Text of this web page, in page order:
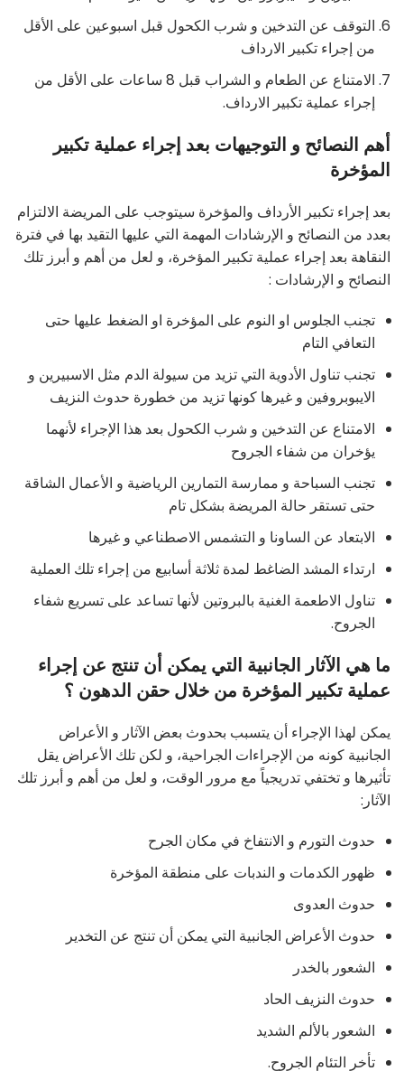
التوقف عن التدخين و شرب الكحول قبل اسبوعين على الأقل
من إجراء تكبير الارداف
الامتناع عن الطعام و الشراب قبل 8 ساعات على الأقل من
إجراء عملية تكبير الارداف.
أهم النصائح و التوجيهات بعد إجراء عملية تكبير
المؤخرة
بعد إجراء تكبير الأرداف والمؤخرة سيتوجب على المريضة الالتزام
بعدد من النصائح و الإرشادات المهمة التي عليها التقيد بها في فترة
النقاهة بعد إجراء عملية تكبير المؤخرة، و لعل من أهم و أبرز تلك
النصائح و الإرشادات :
تجنب الجلوس او النوم على المؤخرة او الضغط عليها حتى
التعافي التام
تجنب تناول الأدوية التي تزيد من سيولة الدم مثل الاسبيرين و
الايبوبروفين و غيرها كونها تزيد من خطورة حدوث النزيف
الامتناع عن التدخين و شرب الكحول بعد هذا الإجراء لأنهما
يؤخران من شفاء الجروح
تجنب السباحة و ممارسة التمارين الرياضية و الأعمال الشاقة
حتى تستقر حالة المريضة بشكل تام
الابتعاد عن الساونا و التشمس الاصطناعي و غيرها
ارتداء المشد الضاغط لمدة ثلاثة أسابيع من إجراء تلك العملية
تناول الاطعمة الغنية بالبروتين لأنها تساعد على تسريع شفاء
الجروح.
ما هي الآثار الجانبية التي يمكن أن تنتج عن إجراء
عملية تكبير المؤخرة من خلال حقن الدهون ؟
يمكن لهذا الإجراء أن يتسبب بحدوث بعض الآثار و الأعراض
الجانبية كونه من الإجراءات الجراحية، و لكن تلك الأعراض يقل
تأثيرها و تختفي تدريجياً مع مرور الوقت، و لعل من أهم و أبرز تلك
الآثار:
حدوث التورم و الانتفاخ في مكان الجرح
ظهور الكدمات و الندبات على منطقة المؤخرة
حدوث العدوى
حدوث الأعراض الجانبية التي يمكن أن تنتج عن التخدير
الشعور بالخدر
حدوث النزيف الحاد
الشعور بالألم الشديد
تأخر التئام الجروح.